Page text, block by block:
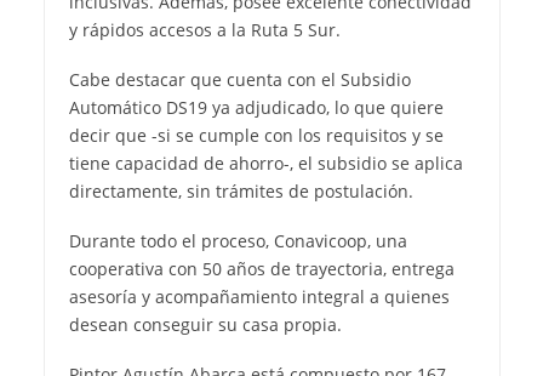
y rápidos accesos a la Ruta 5 Sur.
Cabe destacar que cuenta con el Subsidio
Automático DS19 ya adjudicado, lo que quiere
decir que -si se cumple con los requisitos y se
tiene capacidad de ahorro-, el subsidio se aplica
directamente, sin trámites de postulación.
Durante todo el proceso, Conavicoop, una
cooperativa con 50 años de trayectoria, entrega
asesoría y acompañamiento integral a quienes
desean conseguir su casa propia.